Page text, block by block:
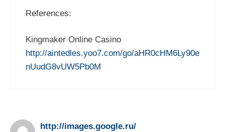
References:
Kingmaker Online Casino
http://aintedles.yoo7.com/go/aHR0cHM6Ly90e
nUudG8vUW5Pb0M
http://images.google.ru/